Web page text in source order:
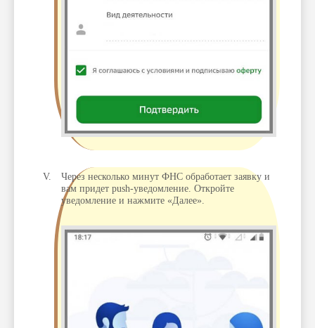
Через несколько минут ФНС обработает заявку и
вам придет push-уведомление. Откройте
уведомление и нажмите «Далее».